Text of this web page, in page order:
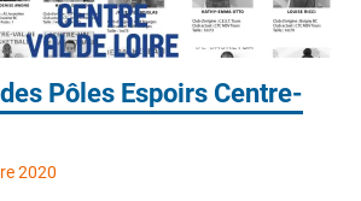
Pôles Espoirs Centre-
2020